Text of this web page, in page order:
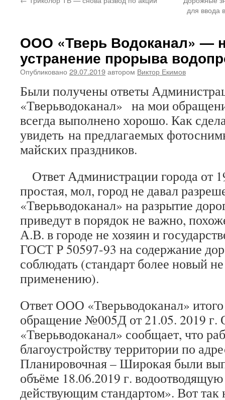
для ввода
ООО «Тверь Водоканал» —
устранение прорыва
Опубликовано 29.07.2019автором Виктор Екимов
Были получены ответы
«Тверьводоканал» на мои
всегда выполнено хорошо. Как
увидеть на предлагаемых
майских праздников.
Ответ Администрации города от
простая, мол, город не давал
«Тверьводоканал» на разрытие
приведут в порядок не важно,
А.В. в городе не хозяин и
ГОСТ Р 50597-93 на содержание
соблюдать (стандарт более новый
применению).
Ответ ООО «Тверьводоканал»
обращение №005Д от 21.05. 2019
«Тверьводоканал» сообщает, что
благоустройству территории по
Планировочная – Широкая были
объёме 18.06.2019 г.
действующим стандартом». Вот так